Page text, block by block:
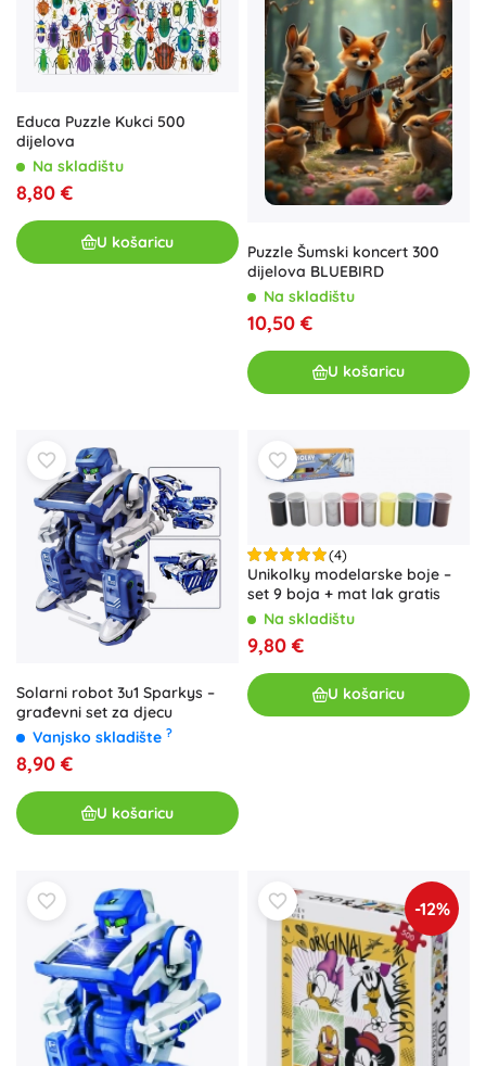
Educa Puzzle Kukci 500
dijelova
Na skladištu
8,80 €
U košaricu
Puzzle Šumski koncert 300
dijelova BLUEBIRD
Na skladištu
10,50 €
U košaricu
Solarni robot 3u1 Sparkys –
građevni set za djecu
Vanjsko skladište ?
8,90 €
U košaricu
(4)
Unikolky modelarske boje –
set 9 boja + mat lak gratis
Na skladištu
9,80 €
U košaricu
-12%